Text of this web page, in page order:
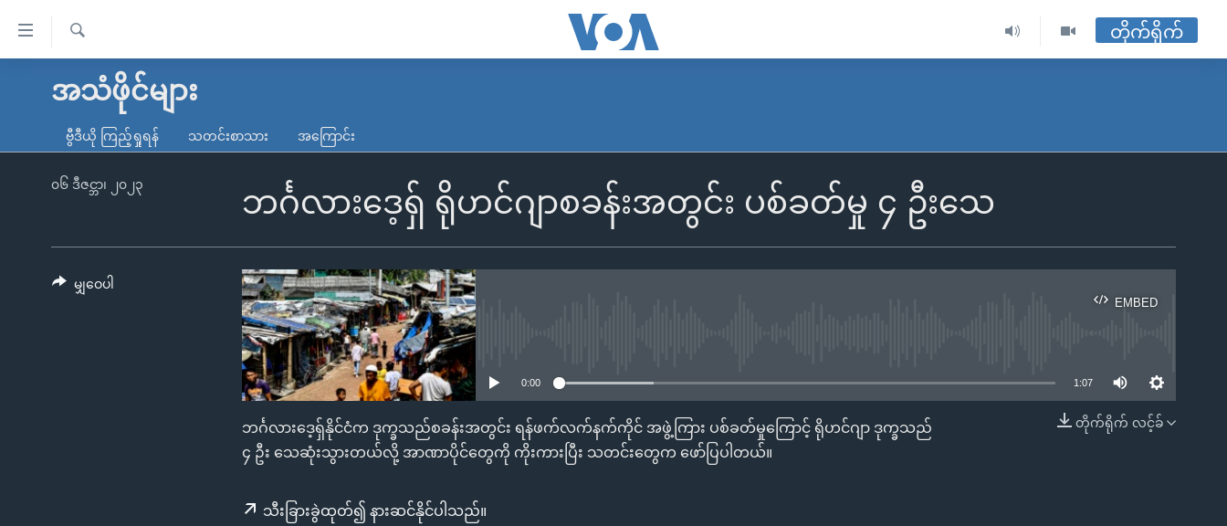
လွယ်ကူ
သည့်
မူလစာမျက်နှာ
ကမ္ဘာ့သတင်းများ
နိုင်ငံတကာ
တရုတ်
အစ္စရေး-ပါလက်စတိုင်း
ရပ်ဝန်းတခု လမ်းတခု အလွန်
အင်္ဂလိပ်စာလေ့လာမယ်
ရ
တိုက်ရိုက်
အသံဖိုင်များ
ဗွီဒီယို ကြည့်ရှုရန် သတင်းစာသား အကြောင်း
ဘင်္ဂလားဒေ့ရှ် ရိုဟင်ဂျာစခန်းအတွင်း ပစ်ခတ်မှု ၄ ဦးသေ
၀၆ ဒီဇင္ဘာ၊ ၂၀၂၃
EMBED
EMBED
0:00 1:07
တိုက်ရိုက် လင့်ခ်
ဘင်္ဂလားဒေ့ရှ်နိုင်ငံက ဒုက္ခသည်စခန်းအတွင်း ရန်ဖက်လက်နက်ကိုင် အဖွဲ့ကြား ပစ်ခတ်မှုကြောင့် ရိုဟင်ဂျာ ဒုက္ခသည်
၄ ဦး သေဆုံးသွားတယ်လို့ အာဏာပိုင်တွေကို ကိုးကားပြီး သတင်းတွေက ဖော်ပြပါတယ်။
သီးခြားခွဲထုတ်၍ နားဆင်နိုင်ပါသည်။
မျှဝေပါ